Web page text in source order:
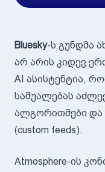
Bluesky-ს გუნდმა
არ არის კიდევ
AI ასისტენტია,
საშუალებას
ალგორითმები და
(custom feeds).
Atmosphere-ის